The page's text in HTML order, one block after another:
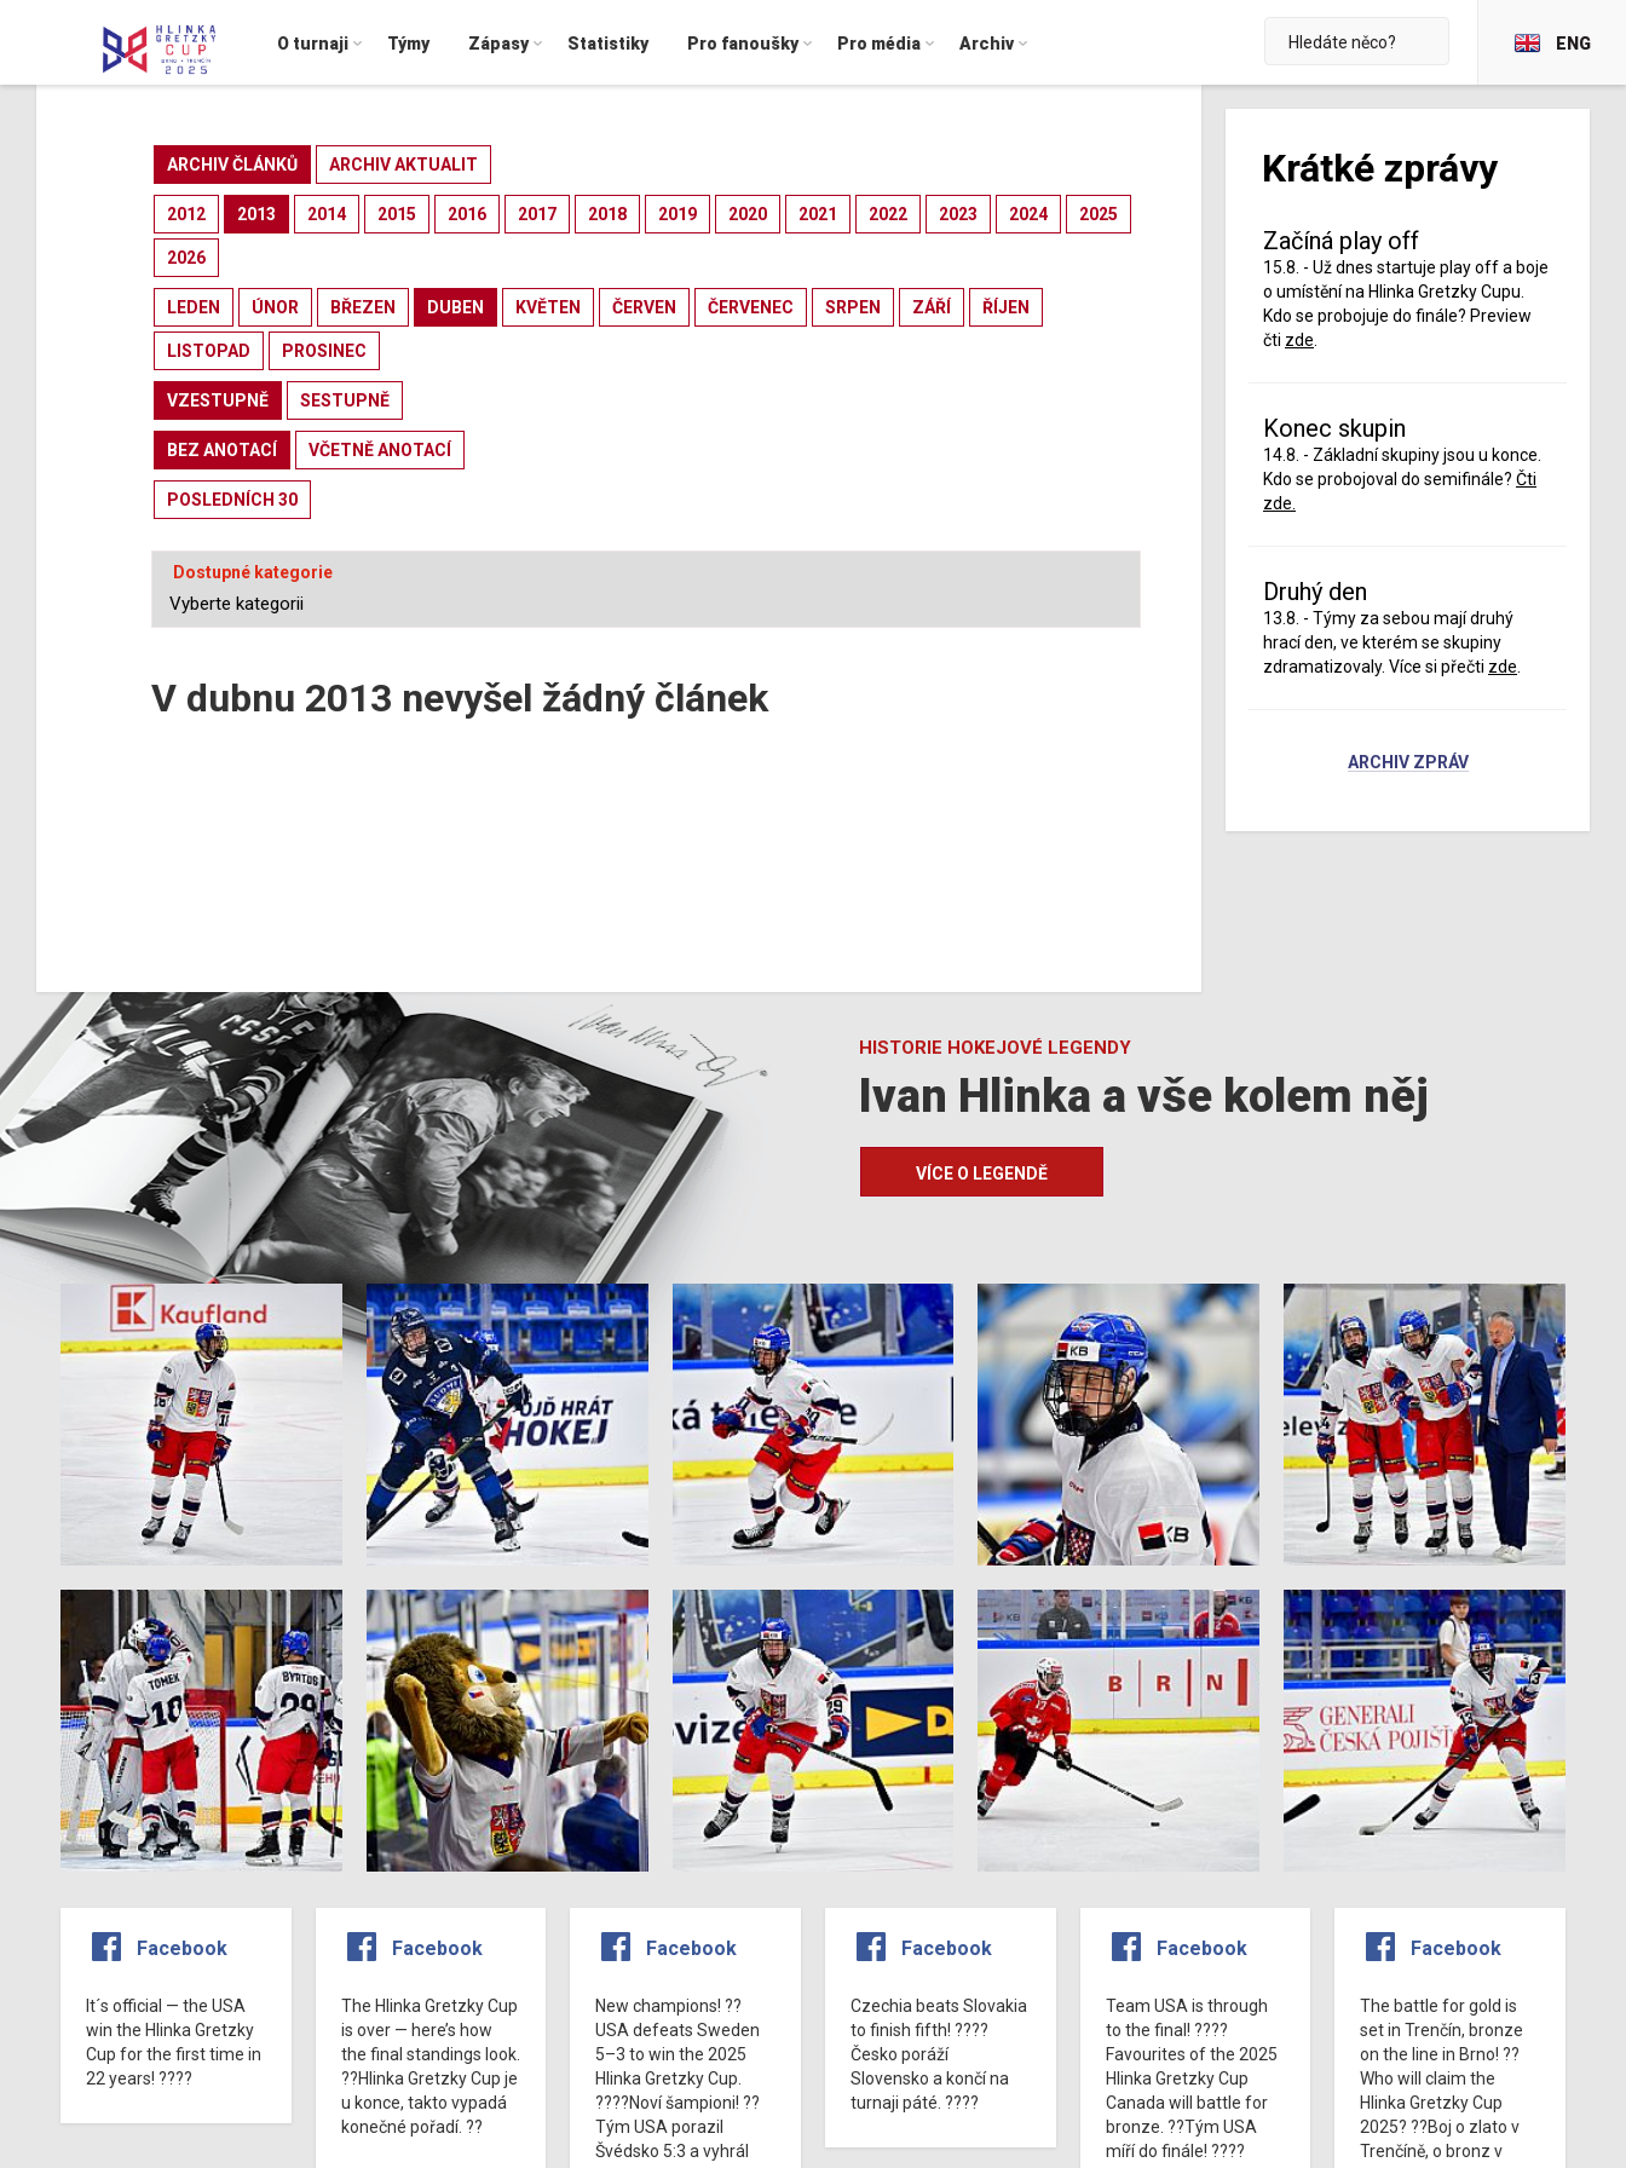
O turnaji Týmy Zápasy Statistiky Pro fanoušky Pro média Archiv ENG
ARCHIV ČLÁNKŮ ARCHIV AKTUALIT
2012 2013 2014 2015 2016 2017 2018 2019 2020 2021 2022 2023 2024 2025
2026
LEDEN ÚNOR BŘEZEN DUBEN KVĚTEN ČERVEN ČERVENEC SRPEN ZÁŘÍ ŘÍJEN
LISTOPAD PROSINEC
VZESTUPNĚ SESTUPNĚ
BEZ ANOTACÍ VČETNĚ ANOTACÍ
POSLEDNÍCH 30
Dostupné kategorie
V dubnu 2013 nevyšel žádný článek
Krátké zprávy
Začíná play off
15.8. - Už dnes startuje play off a boje
o umístění na Hlinka Gretzky Cupu.
Kdo se probojuje do finále? Preview
čti zde
Konec skupin
14.8. - Základní skupiny jsou u konce.
Kdo se probojoval do semifinále? Čti
zde.
Druhý den
13.8. - Týmy za sebou mají druhý
hrací den, ve kterém se skupiny
zdramatizovaly. Více si přečti zde
ARCHIV ZPRÁV
HISTORIE HOKEJOVÉ LEGENDY
Ivan Hlinka a vše kolem něj
VÍCE O LEGENDĚ
Facebook
It´s official — the USA
win the Hlinka Gretzky
Cup for the first time in
22 years! ????
Facebook
The Hlinka Gretzky Cup
is over — here’s how
the final standings look.
??Hlinka Gretzky Cup je
u konce, takto vypadá
konečné pořadí. ??
Facebook
New champions! ??
USA defeats Sweden
5–3 to win the 2025
Hlinka Gretzky Cup.
????Noví šampioni! ??
Tým USA porazil
Švédsko 5:3 a vyhrál
Facebook
Czechia beats Slovakia
to finish fifth! ????
Česko poráží
Slovensko a končí na
turnaji páté. ????
Facebook
Team USA is through
to the final! ????
Favourites of the 2025
Hlinka Gretzky Cup
Canada will battle for
bronze. ??Tým USA
míří do finále! ????
Facebook
The battle for gold is
set in Trenčín, bronze
on the line in Brno! ??
Who will claim the
Hlinka Gretzky Cup
2025? ??Boj o zlato v
Trenčíně, o bronz v